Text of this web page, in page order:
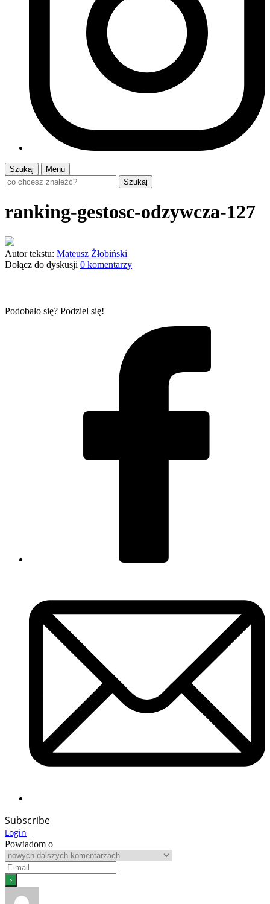
Szukaj
Menu
Szukaj
ranking-gestosc-odzywcza-127
Autor tekstu: Mateusz Żłobiński
Dołącz do dyskusji 0 komentarzy
Podobało się? Podziel się!
Subscribe
Login
Powiadom o